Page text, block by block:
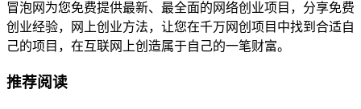
冒泡网为您免费提供最新、最全面的网络创业项目，分享免费
创业经验，网上创业方法，让您在千万网创项目中找到合适自
己的项目，在互联网上创造属于自己的一笔财富。
推荐阅读